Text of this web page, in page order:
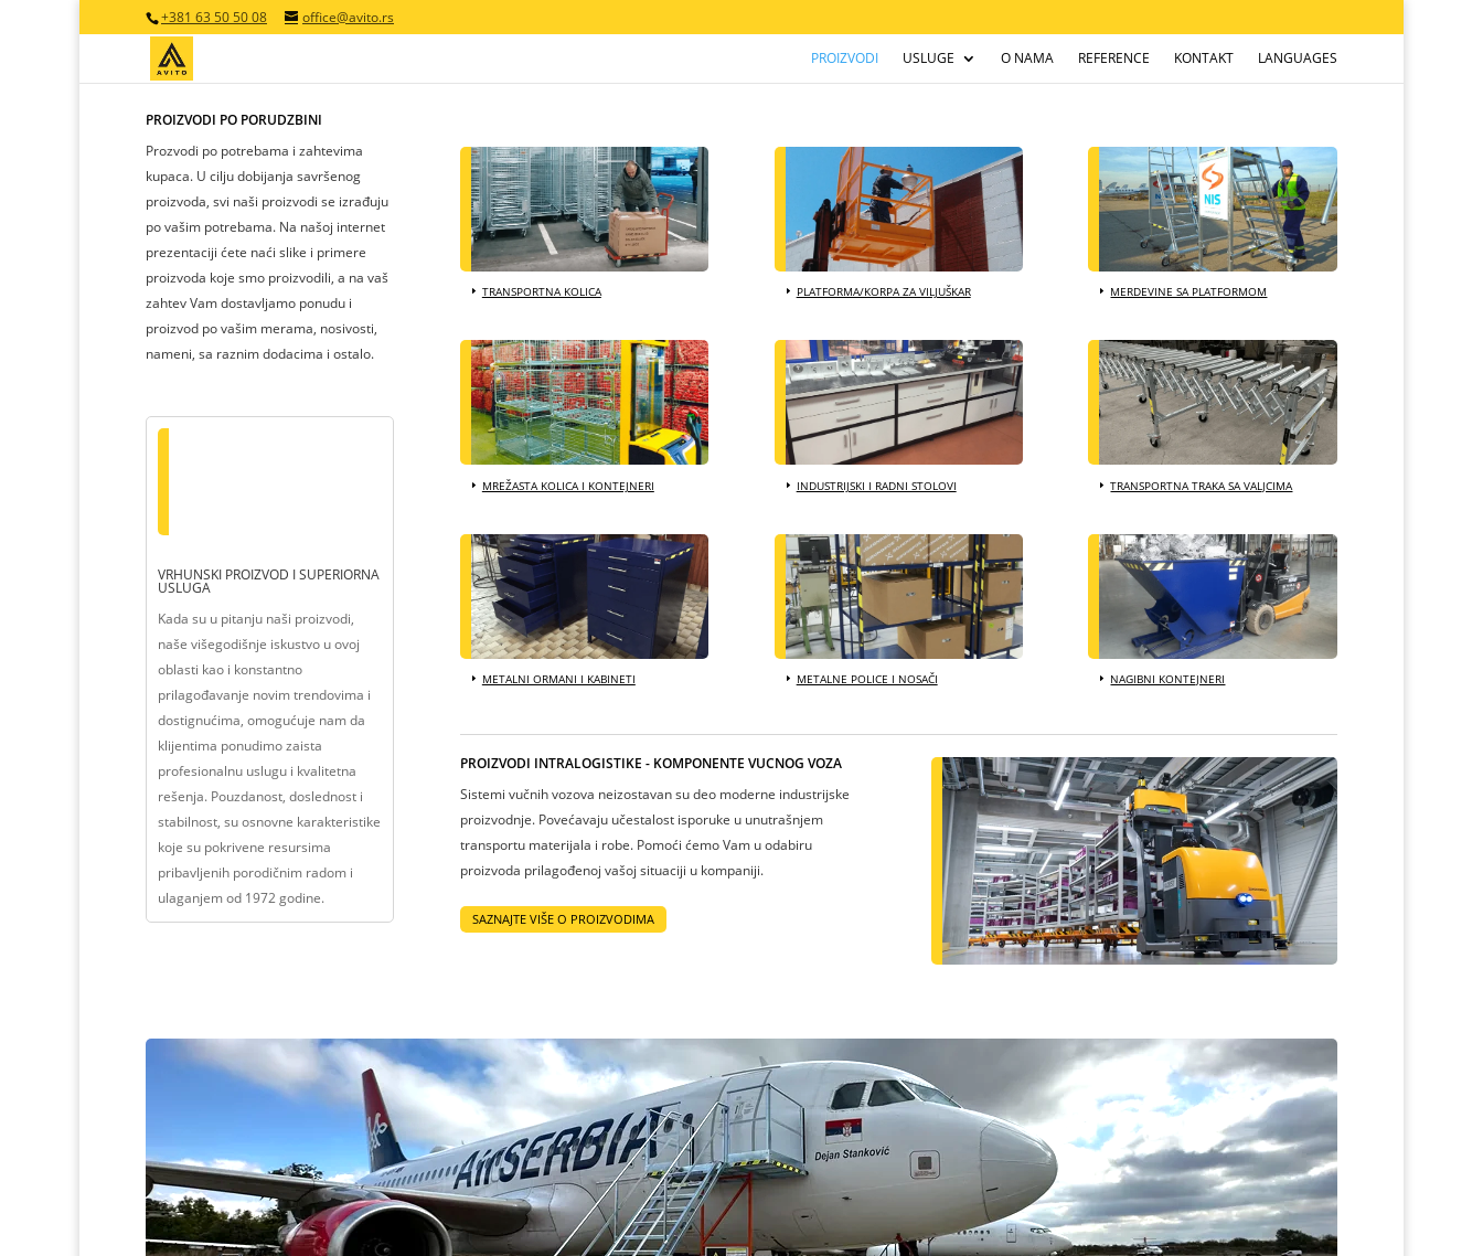
+381 63 50 50 08 office@avito.rs
PROIZVODI USLUGE O NAMA REFERENCE KONTAKT LANGUAGES
PROIZVODI PO PORUDŽBINI
Prozvodi po potrebama i zahtevima
kupaca. U cilju dobijanja savršenog
proizvoda, svi naši proizvodi se izrađuju
po vašim potrebama. Na našoj internet
prezentaciji ćete naći slike i primere
proizvoda koje smo proizvodili, a na vaš
zahtev Vam dostavljamo ponudu i
proizvod po vašim merama, nosivosti,
nameni, sa raznim dodacima i ostalo.
VRHUNSKI PROIZVOD I SUPERIORNA
USLUGA
Kada su u pitanju naši proizvodi,
naše višegodišnje iskustvo u ovoj
oblasti kao i konstantno
prilagođavanje novim trendovima i
dostignućima, omogućuje nam da
klijentima ponudimo zaista
profesionalnu uslugu i kvalitetna
rešenja. Pouzdanost, doslednost i
stabilnost, su osnovne karakteristike
koje su pokrivene resursima
pribavljenih porodičnim radom i
ulaganjem od 1972 godine.
TRANSPORTNA KOLICA
MREŽASTA KOLICA I KONTEJNERI
PLATFORMA/KORPA ZA VILJUŠKAR
INDUSTRIJSKI I RADNI STOLOVI
MERDEVINE SA PLATFORMOM
TRANSPORTNA TRAKA SA VALJCIMA
METALNI ORMANI I KABINETI METALNE POLICE I NOSAČI NAGIBNI KONTEJNERI
PROIZVODI INTRALOGISTIKE - KOMPONENTE VUČNOG VOZA
Sistemi vučnih vozova neizostavan su deo moderne industrijske
proizvodnje. Povećavaju učestalost isporuke u unutrašnjem
transportu materijala i robe. Pomoći ćemo Vam u odabiru
proizvoda prilagođenoj vašoj situaciji u kompaniji.
SAZNAJTE VIŠE O PROIZVODIMA